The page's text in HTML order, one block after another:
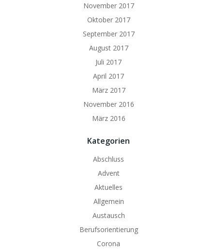
November 2017
Oktober 2017
September 2017
August 2017
Juli 2017
April 2017
März 2017
November 2016
März 2016
Kategorien
Abschluss
Advent
Aktuelles
Allgemein
Austausch
Berufsorientierung
Corona